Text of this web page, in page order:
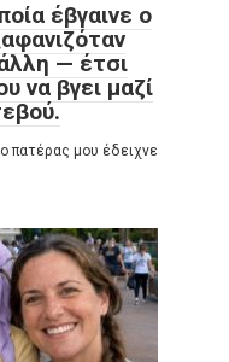
έβγαινε ο
— έτσι
να βγει μαζί
πατέρας μου έδειχνε